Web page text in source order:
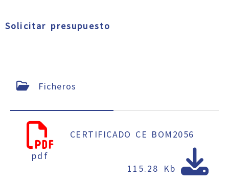
Solicitar presupuesto
Ficheros
pdf
CERTIFICADO CE BOM2056
115.28 Kb